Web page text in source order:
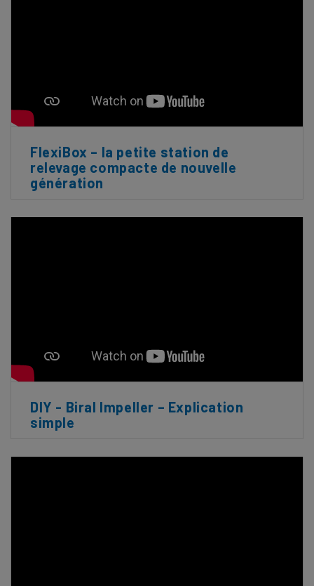
FlexiBox – la petite station de
relevage compacte de nouvelle
génération
DIY - Biral Impeller – Explication
simple